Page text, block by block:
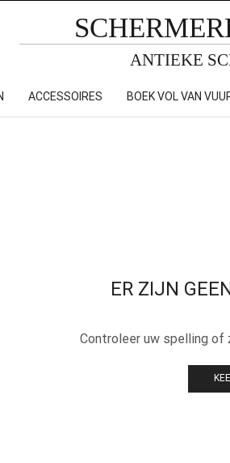
ANTIEKE
ACCESSOIRES BOEK VOL VAN
ER ZIJN
Controleer uw spelling of